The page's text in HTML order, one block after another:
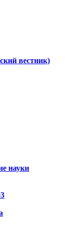
вестник)
науки